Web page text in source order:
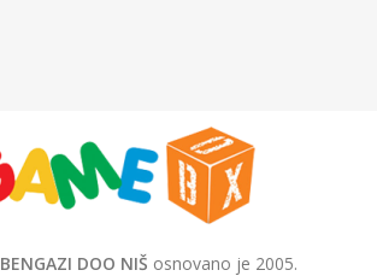
BENGAZI DOO NIŠ osnovano je 2005.